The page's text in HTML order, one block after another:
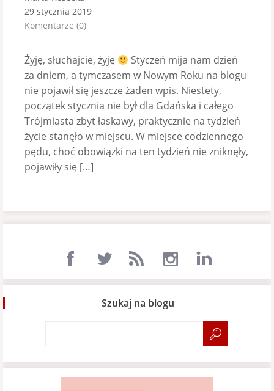
29 stycznia 2019
Komentarze (0)
Żyję, słuchajcie, żyję
Styczeń mija nam dzień
za dniem, a tymczasem w Nowym Roku na blogu
nie pojawił się jeszcze żaden wpis. Niestety,
początek stycznia nie był dla Gdańska i całego
Trójmiasta zbyt łaskawy, praktycznie na tydzień
życie stanęło w miejscu. W miejsce codziennego
pędu, choć obowiązki na ten tydzień nie zniknęły,
pojawiły się […]
Szukaj na blogu